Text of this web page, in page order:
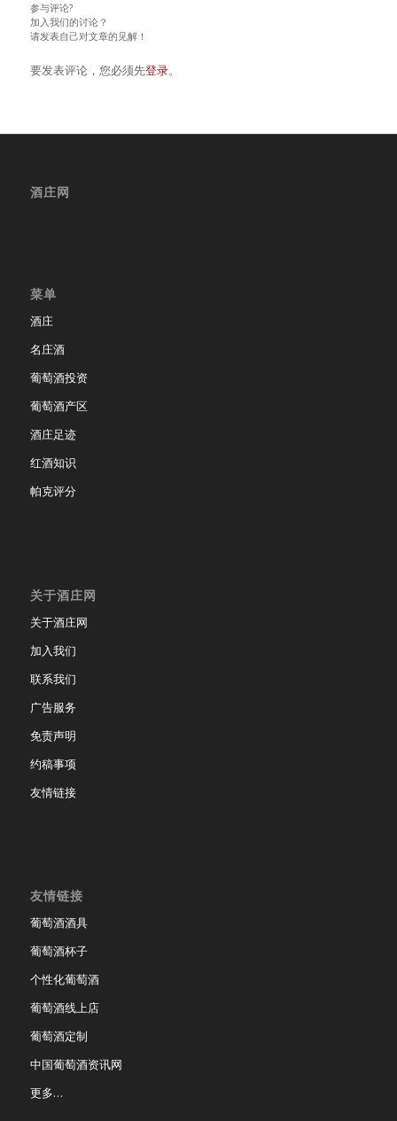
参与评论?
加入我们的讨论？
请发表自己对文章的见解！
要发表评论，您必须先登录。
酒庄网
菜单
酒庄
名庄酒
葡萄酒投资
葡萄酒产区
酒庄足迹
红酒知识
帕克评分
关于酒庄网
关于酒庄网
加入我们
联系我们
广告服务
免责声明
约稿事项
友情链接
友情链接
葡萄酒酒具
葡萄酒杯子
个性化葡萄酒
葡萄酒线上店
葡萄酒定制
中国葡萄酒资讯网
更多…